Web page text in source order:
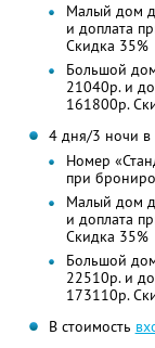
Малый дом
и доплата
Скидка 35%
Большой
21040р. и
161800р.
4 дня/3 ночи
Номер
при
Малый дом
и доплата
Скидка 35%
Большой
22510р. и
173110р.
В стоимость